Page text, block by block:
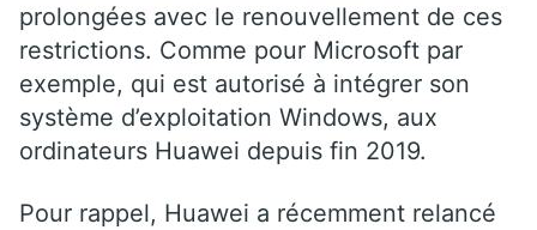
prolongées avec le renouvellement de ces
restrictions. Comme pour Microsoft par
exemple, qui est autorisé à intégrer son
système d’exploitation Windows, aux
ordinateurs Huawei depuis fin 2019.
Pour rappel, Huawei a récemment relancé